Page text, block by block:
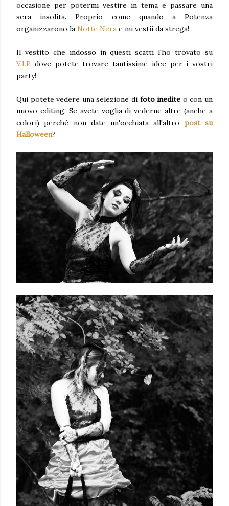
occasione per potermi vestire in tema e passare una
sera insolita. Proprio come quando a Potenza
organizzarono la Notte Nera e mi vestii da strega!
Il vestito che indosso in questi scatti l'ho trovato su
V.I.P dove potete trovare tantissime idee per i vostri
party!
Qui potete vedere una selezione di foto inedite o con un
nuovo editing. Se avete voglia di vederne altre (anche a
colori) perché non date un'occhiata all'altro post su
Halloween?